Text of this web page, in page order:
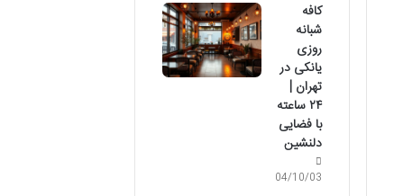
کافه
شبانه
روزی
یانکی در
تهران |
۲۴ ساعته
با فضایی
دلنشین
04/10/03